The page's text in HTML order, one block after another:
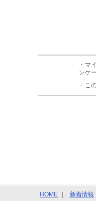
・マ
ンケ
・こ
HOME 新着情報